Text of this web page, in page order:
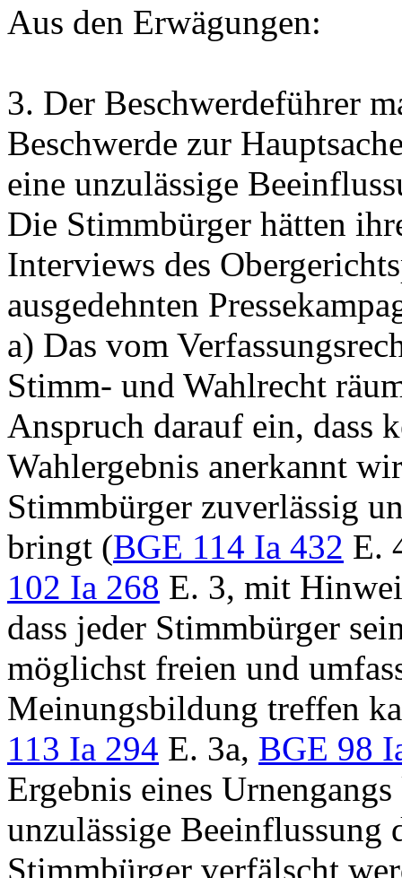
Aus den Erwägungen:
3. Der Beschwerdeführer
Beschwerde zur
eine unzulässige
Die Stimmbürger hätten
Interviews des
ausgedehnten
a) Das vom
Stimm- und Wahlrecht
Anspruch darauf ein, dass
Wahlergebnis anerkannt
Stimmbürger zuverlässig
bringt (BGE 114 Ia 432 E.
102 Ia 268 E. 3, mit
dass jeder Stimmbürger
möglichst freien und
Meinungsbildung treffen
113 Ia 294 E. 3a, BGE 98
Ergebnis eines
unzulässige
Stimmbürger verfälscht